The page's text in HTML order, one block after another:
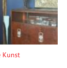
Kunst